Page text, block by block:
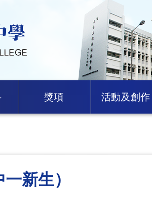
獎項 活動及創作
新生）